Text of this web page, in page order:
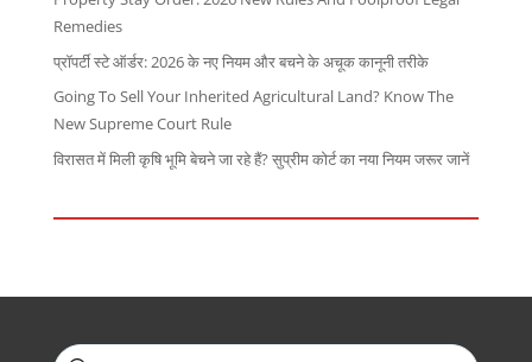
Remedies
प्रॉपर्टी स्टे ऑर्डर: 2026 के नए नियम और बचने के अचूक कानूनी तरीके
Going To Sell Your Inherited Agricultural Land? Know The
New Supreme Court Rule
विरासत में मिली कृषि भूमि बेचने जा रहे हैं? सुप्रीम कोर्ट का नया नियम जरूर जानें